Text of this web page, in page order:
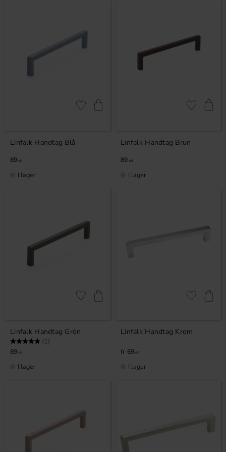
Linfalk Handtag Blå
89 KR
Lägg till i favoriter
I lager
Linfalk Handtag Brun
89 KR
Lägg till i
I lager
Linfalk Handtag Grön
Betyg: (1)
89 KR
Lägg till i favoriter
I lager
Linfalk Handtag Krom
69 KR
Lägg till i
I lager